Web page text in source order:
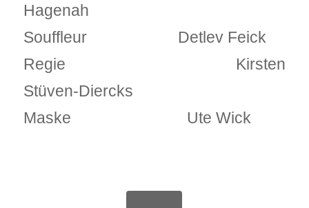
Hagenah
Souffleur Detlev Feick
Regie Kirsten
Stüven-Diercks
Maske Ute Wick